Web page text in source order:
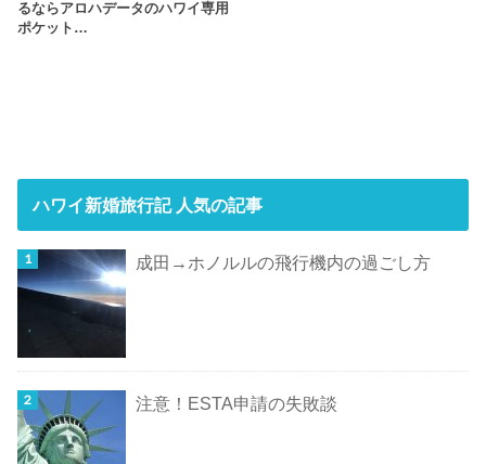
るならアロハデータのハワイ専用
ポケット…
ハワイ新婚旅行記 人気の記事
成田→ホノルルの飛行機内の過ごし方
注意！ESTA申請の失敗談